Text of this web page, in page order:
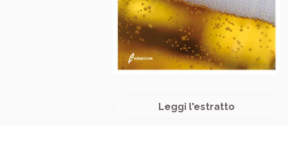
Leggi l'estratto